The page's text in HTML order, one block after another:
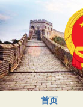
首页